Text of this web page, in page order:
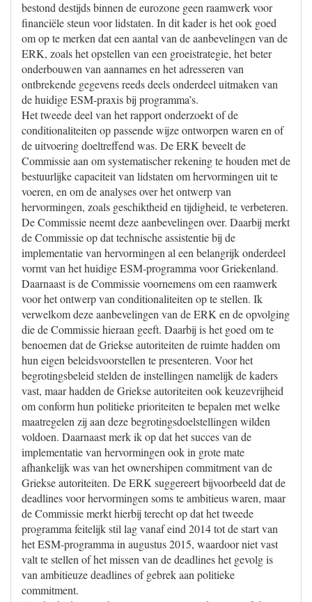
bestond destijds binnen de eurozone geen raamwerk voor
financiële steun voor lidstaten. In dit kader is het ook goed
om op te merken dat een aantal van de aanbevelingen van de
ERK, zoals het opstellen van een groeistrategie, het beter
onderbouwen van aannames en het adresseren van
ontbrekende gegevens reeds deels onderdeel uitmaken van
de huidige ESM-praxis bij programma’s.
Het tweede deel van het rapport onderzoekt of de
conditionaliteiten op passende wijze ontworpen waren en of
de uitvoering doeltreffend was. De ERK beveelt de
Commissie aan om systematischer rekening te houden met de
bestuurlijke capaciteit van lidstaten om hervormingen uit te
voeren, en om de analyses over het ontwerp van
hervormingen, zoals geschiktheid en tijdigheid, te verbeteren.
De Commissie neemt deze aanbevelingen over. Daarbij merkt
de Commissie op dat technische assistentie bij de
implementatie van hervormingen al een belangrijk onderdeel
vormt van het huidige ESM-programma voor Griekenland.
Daarnaast is de Commissie voornemens om een raamwerk
voor het ontwerp van conditionaliteiten op te stellen. Ik
verwelkom deze aanbevelingen van de ERK en de opvolging
die de Commissie hieraan geeft. Daarbij is het goed om te
benoemen dat de Griekse autoriteiten de ruimte hadden om
hun eigen beleidsvoorstellen te presenteren. Voor het
begrotingsbeleid stelden de instellingen namelijk de kaders
vast, maar hadden de Griekse autoriteiten ook keuzevrijheid
om conform hun politieke prioriteiten te bepalen met welke
maatregelen zij aan deze begrotingsdoelstellingen wilden
voldoen. Daarnaast merk ik op dat het succes van de
implementatie van hervormingen ook in grote mate
afhankelijk was van het ownershipen commitment van de
Griekse autoriteiten. De ERK suggereert bijvoorbeeld dat de
deadlines voor hervormingen soms te ambitieus waren, maar
de Commissie merkt hierbij terecht op dat het tweede
programma feitelijk stil lag vanaf eind 2014 tot de start van
het ESM-programma in augustus 2015, waardoor niet vast
valt te stellen of het missen van de deadlines het gevolg is
van ambitieuze deadlines of gebrek aan politieke
commitment.